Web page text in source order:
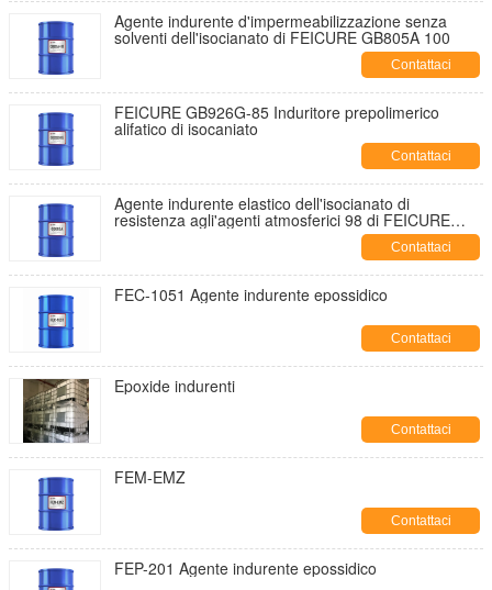
Agente indurente d'impermeabilizzazione senza
solventi dell'isocianato di FEICURE GB805A 100
Contattaci
FEICURE GB926G-85 Induritore prepolimerico
alifatico di isocaniato
Contattaci
Agente indurente elastico dell'isocianato di
resistenza agli'agenti atmosferici 98 di FEICURE
Contattaci
FEC-1051 Agente indurente epossidico
Contattaci
Epoxide indurenti
Contattaci
FEM-EMZ
Contattaci
FEP-201 Agente indurente epossidico